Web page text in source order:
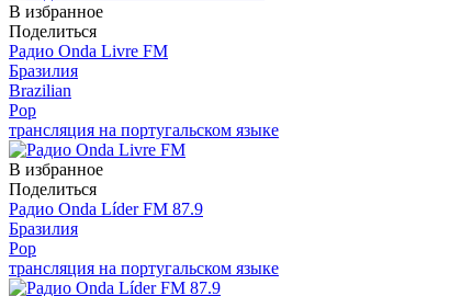
В избранное
Поделиться
Радио Onda Livre FM
Бразилия
Brazilian
Pop
трансляция на португальском языке
В избранное
Поделиться
Радио Onda Líder FM 87.9
Бразилия
Pop
трансляция на португальском языке